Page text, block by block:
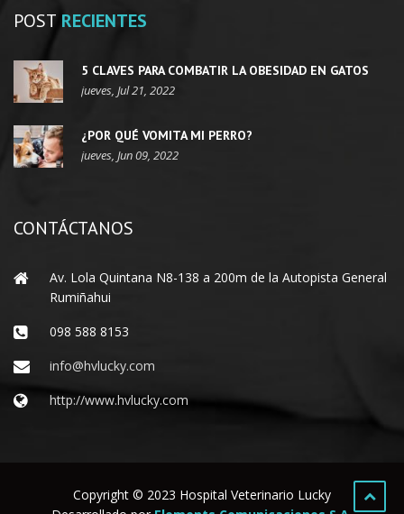
POST RECIENTES
5 CLAVES PARA COMBATIR LA OBESIDAD EN GATOS
jueves, Jul 21, 2022
¿POR QUÉ VOMITA MI PERRO?
jueves, Jun 09, 2022
CONTÁCTANOS
Av. Lola Quintana N8-138 a 200m de la Autopista General
Rumiñahui
098 588 8153
info@hvlucky.com
http://www.hvlucky.com
Copyright © 2023 Hospital Veterinario Lucky